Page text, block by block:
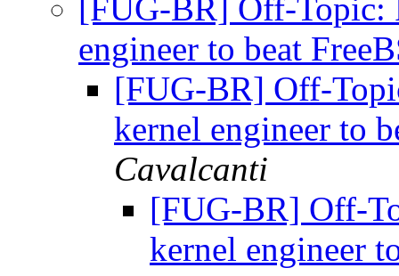
[FUG-BR] Off-Topic:
engineer to beat
[FUG-BR] Off-
kernel engineer to
Cavalcanti
[FUG-BR] Off-
kernel engineer